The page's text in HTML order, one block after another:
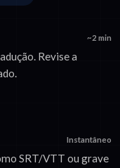
~2 min
Revise a
Instantâneo
SRT/VTT ou grave